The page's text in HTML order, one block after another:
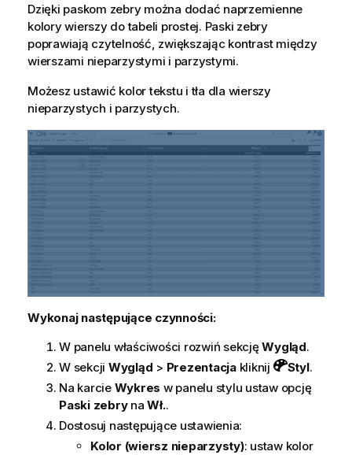
Dzięki paskom zebry można dodać naprzemienne
kolory wierszy do tabeli prostej. Paski zebry
poprawiają czytelność, zwiększając kontrast między
wierszami nieparzystymi i parzystymi.
Możesz ustawić kolor tekstu i tła dla wierszy
nieparzystych i parzystych.
Wykonaj następujące czynności:
W panelu właściwości rozwiń sekcjęWygląd.
W sekcji Wygląd > Prezentacjakliknij Styl.
Na karcie Wykres w panelu stylu ustaw opcję
Paski zebrynaWł..
Dostosuj następujące ustawienia:
Kolor (wiersz nieparzysty): ustaw kolor